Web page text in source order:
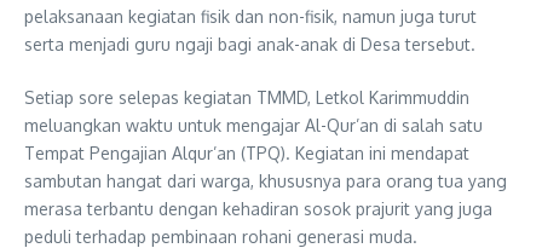
pelaksanaan kegiatan fisik dan non-fisik, namun juga turut
serta menjadi guru ngaji bagi anak-anak di Desa tersebut.
Setiap sore selepas kegiatan TMMD, Letkol Karimmuddin
meluangkan waktu untuk mengajar Al-Qur’an di salah satu
Tempat Pengajian Alqur’an (TPQ). Kegiatan ini mendapat
sambutan hangat dari warga, khususnya para orang tua yang
merasa terbantu dengan kehadiran sosok prajurit yang juga
peduli terhadap pembinaan rohani generasi muda.